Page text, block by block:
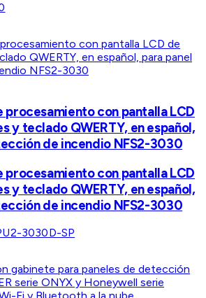
procesamiento con pantalla LCD
y teclado QWERTY, en español,
de incendio NFS2-3030
procesamiento con pantalla LCD
y teclado QWERTY, en español,
de incendio NFS2-3030
3030D-SP